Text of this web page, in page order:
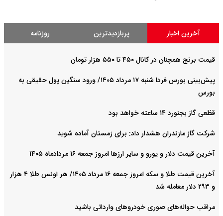
پربازدیدترین روزنامه
تا ۵۵۰ هزار تومان
پیش‌بینی بورس فردا شنبه ۱۷ مرداد ۱۴۰۵/ ورود سنگین پول حقیقی به
هشدار داد: برای زمستان آماده شوید
و سایر ارزها امروز جمعه ۱۶ مردادماه ۱۴۰۵
آخرین قیمت طلا و سکه امروز جمعه ۱۶ مرداد ۱۴۰۵/ هر اونس طلا ۴ هزار
صوری خودروهای وارداتی باشید